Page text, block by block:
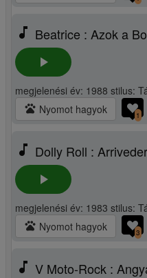
music_note Beatrice : Azok a
play_arrow
megjelenési év: 1988 stilus:
pets Nyomot hagyok 1
music_note Dolly Roll :
play_arrow
megjelenési év: 1983 stilus:
pets Nyomot hagyok 3
music_note V Moto-Rock :